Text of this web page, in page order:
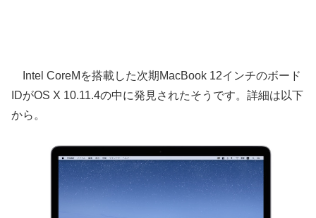
Intel CoreMを搭載した次期MacBook 12インチのボード
IDがOS X 10.11.4の中に発見されたそうです。詳細は以下
から。